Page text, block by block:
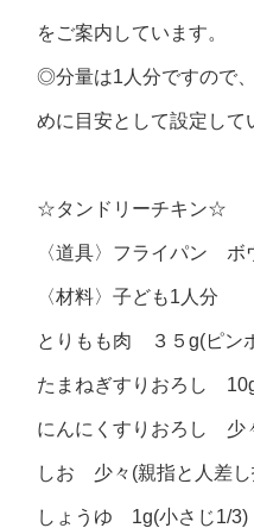
をご案内しています。
◎分量は1人分ですので
めに目安として設定して
☆タンドリーチキン☆
〈道具〉フライパン ボ
〈材料〉子ども1人分
とりもも肉 ３５g(ピン
たまねぎすりおろし
にんにくすりおろし 少
しお 少々(親指と人差し
しょうゆ 1g(小さじ1/3)